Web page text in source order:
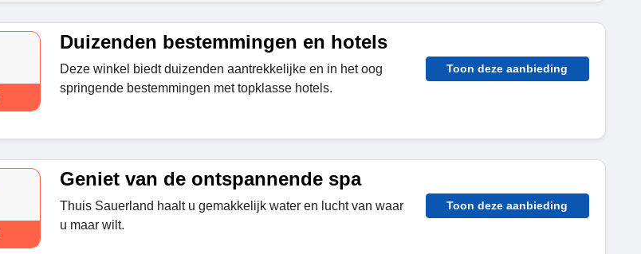
Duizenden bestemmingen en hotels
Deze winkel biedt duizenden aantrekkelijke en in het oog
springende bestemmingen met topklasse hotels.
Toon deze aanbieding
Geniet van de ontspannende spa
Thuis Sauerland haalt u gemakkelijk water en lucht van waar
u maar wilt.
Toon deze aanbieding